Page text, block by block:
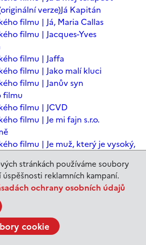
stránkách používáme soubory
reklamních kampaní.
ochrany osobních údajů
cookie
verze)Já Kapitán
filmu | Já, Maria Callas
filmu | Jacques-Yves
filmu | Jaffa
filmu | Jako malí kluci
filmu | Janův syn
filmu
filmu | JCVD
filmu | Je mi fajn s.r.o.
filmu | Je muž, který je vysoký,
filmu | Je to jen konec světa
filmu | Je to jen konec světa
filmu | Jeanne du Barry -
milenka